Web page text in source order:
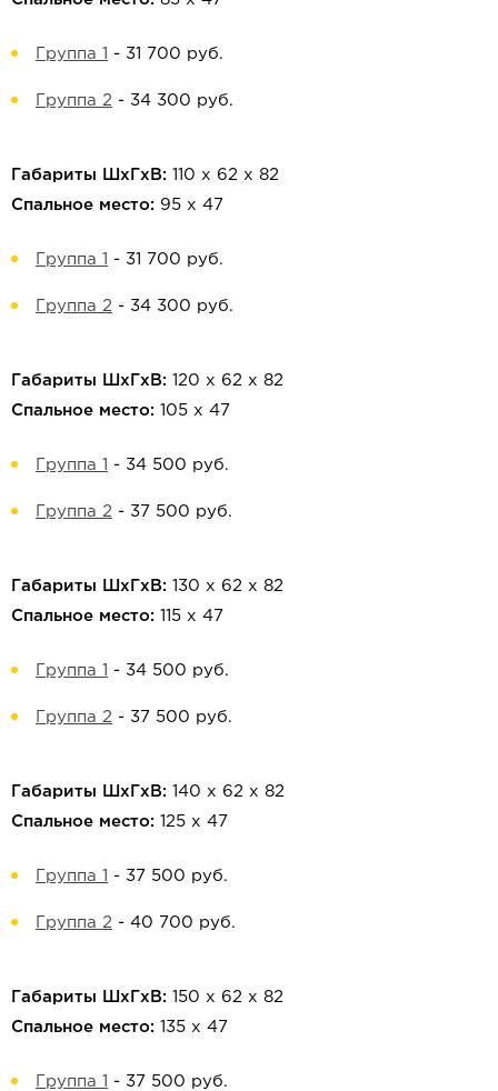
Группа 1 - 31 700 руб.
Группа 2 - 34 300 руб.
Габариты ШхГхВ: 110 х 62 х 82
Спальное место: 95 х 47
Группа 1 - 31 700 руб.
Группа 2 - 34 300 руб.
Габариты ШхГхВ: 120 х 62 х 82
Спальное место: 105 х 47
Группа 1 - 34 500 руб.
Группа 2 - 37 500 руб.
Габариты ШхГхВ: 130 х 62 х 82
Спальное место: 115 х 47
Группа 1 - 34 500 руб.
Группа 2 - 37 500 руб.
Габариты ШхГхВ: 140 х 62 х 82
Спальное место: 125 х 47
Группа 1 - 37 500 руб.
Группа 2 - 40 700 руб.
Габариты ШхГхВ: 150 х 62 х 82
Спальное место: 135 х 47
Группа 1 - 37 500 руб.